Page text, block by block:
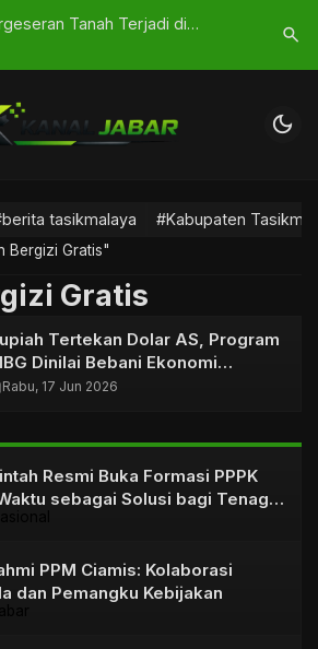
Tanah Terjadi di
KH
Sikap
search
dark_mode
tasikmalaya #Kabupaten
Bergizi Gratis"
Gratis
Tertekan Dolar AS, Program
Dinilai Bebani Ekonomi
Rabu, 17 Jun 2026
Resmi Buka Formasi PPPK
sebagai Solusi bagi Tenaga
PPM Ciamis: Kolaborasi
dan Pemangku Kebijakan